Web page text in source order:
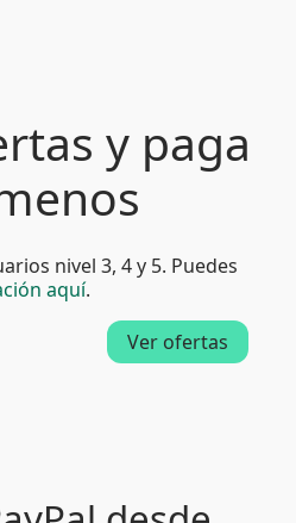
y paga
nivel 3, 4 y 5. Puedes
aquí.
Ver ofertas